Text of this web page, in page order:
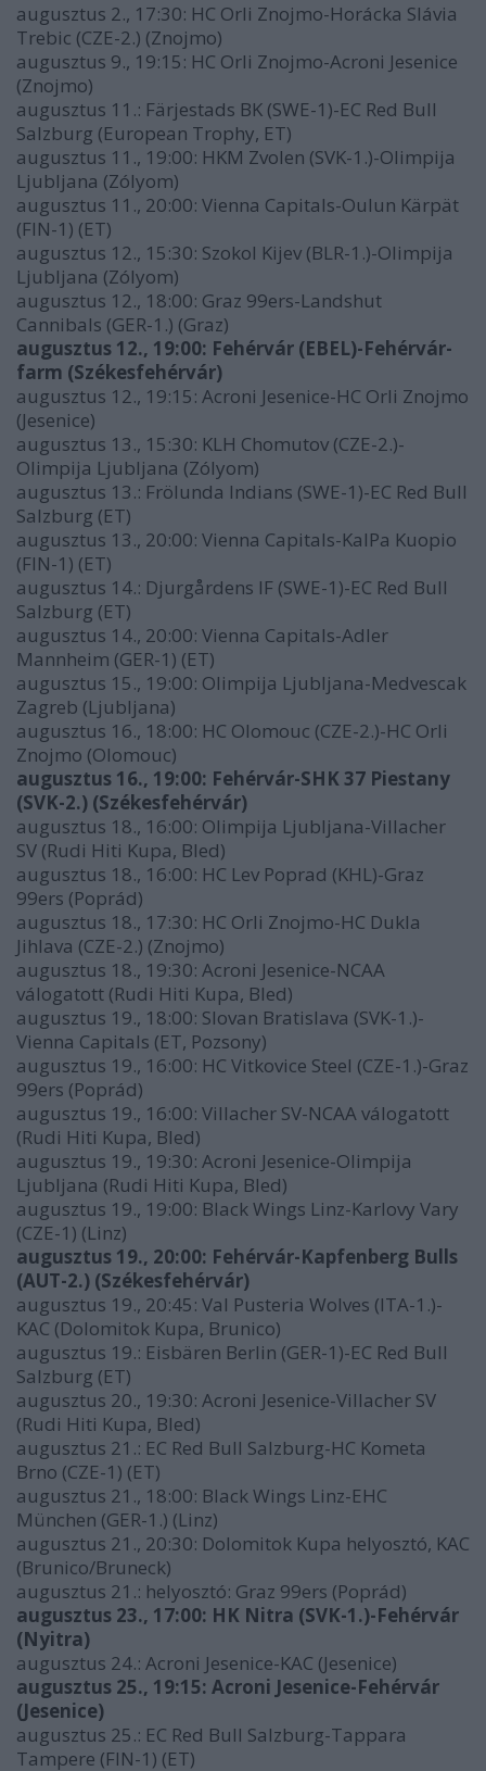
augusztus 2., 17:30: HC Orli Znojmo-Horácka Slávia
Trebic (CZE-2.) (Znojmo)
augusztus 9., 19:15: HC Orli Znojmo-Acroni Jesenice
(Znojmo)
augusztus 11.: Färjestads BK (SWE-1)-EC Red Bull
Salzburg (European Trophy, ET)
augusztus 11., 19:00: HKM Zvolen (SVK-1.)-Olimpija
Ljubljana (Zólyom)
augusztus 11., 20:00: Vienna Capitals-Oulun Kärpät
(FIN-1) (ET)
augusztus 12., 15:30: Szokol Kijev (BLR-1.)-Olimpija
Ljubljana (Zólyom)
augusztus 12., 18:00: Graz 99ers-Landshut
Cannibals (GER-1.) (Graz)
augusztus 12., 19:00: Fehérvár (EBEL)-Fehérvár-
farm (Székesfehérvár)
augusztus 12., 19:15: Acroni Jesenice-HC Orli Znojmo
(Jesenice)
augusztus 13., 15:30: KLH Chomutov (CZE-2.)-
Olimpija Ljubljana (Zólyom)
augusztus 13.: Frölunda Indians (SWE-1)-EC Red Bull
Salzburg (ET)
augusztus 13., 20:00: Vienna Capitals-KalPa Kuopio
(FIN-1) (ET)
augusztus 14.: Djurgårdens IF (SWE-1)-EC Red Bull
Salzburg (ET)
augusztus 14., 20:00: Vienna Capitals-Adler
Mannheim (GER-1) (ET)
augusztus 15., 19:00: Olimpija Ljubljana-Medvescak
Zagreb (Ljubljana)
augusztus 16., 18:00: HC Olomouc (CZE-2.)-HC Orli
Znojmo (Olomouc)
augusztus 16., 19:00: Fehérvár-SHK 37 Piestany
(SVK-2.) (Székesfehérvár)
augusztus 18., 16:00: Olimpija Ljubljana-Villacher
SV (Rudi Hiti Kupa, Bled)
augusztus 18., 16:00: HC Lev Poprad (KHL)-Graz
99ers (Poprád)
augusztus 18., 17:30: HC Orli Znojmo-HC Dukla
Jihlava (CZE-2.) (Znojmo)
augusztus 18., 19:30: Acroni Jesenice-NCAA
válogatott (Rudi Hiti Kupa, Bled)
augusztus 19., 18:00: Slovan Bratislava (SVK-1.)-
Vienna Capitals (ET, Pozsony)
augusztus 19., 16:00: HC Vitkovice Steel (CZE-1.)-Graz
99ers (Poprád)
augusztus 19., 16:00: Villacher SV-NCAA válogatott
(Rudi Hiti Kupa, Bled)
augusztus 19., 19:30: Acroni Jesenice-Olimpija
Ljubljana (Rudi Hiti Kupa, Bled)
augusztus 19., 19:00: Black Wings Linz-Karlovy Vary
(CZE-1) (Linz)
augusztus 19., 20:00: Fehérvár-Kapfenberg Bulls
(AUT-2.) (Székesfehérvár)
augusztus 19., 20:45: Val Pusteria Wolves (ITA-1.)-
KAC (Dolomitok Kupa, Brunico)
augusztus 19.: Eisbären Berlin (GER-1)-EC Red Bull
Salzburg (ET)
augusztus 20., 19:30: Acroni Jesenice-Villacher SV
(Rudi Hiti Kupa, Bled)
augusztus 21.: EC Red Bull Salzburg-HC Kometa
Brno (CZE-1) (ET)
augusztus 21., 18:00: Black Wings Linz-EHC
München (GER-1.) (Linz)
augusztus 21., 20:30: Dolomitok Kupa helyosztó, KAC
(Brunico/Bruneck)
augusztus 21.: helyosztó: Graz 99ers (Poprád)
augusztus 23., 17:00: HK Nitra (SVK-1.)-Fehérvár
(Nyitra)
augusztus 24.: Acroni Jesenice-KAC (Jesenice)
augusztus 25., 19:15: Acroni Jesenice-Fehérvár
(Jesenice)
augusztus 25.: EC Red Bull Salzburg-Tappara
Tampere (FIN-1) (ET)